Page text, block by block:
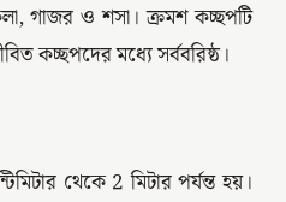
গাজর ও শসা। ক্রমশ কচ্ছপটি
কচ্ছপদের মধ্যে সর্ববরিষ্ঠ।
থেকে 2 মিটার পর্যন্ত হয়।